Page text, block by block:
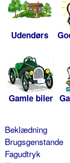
Udendørs
Gamle biler
Beklædning
Brugsgenstande
Fagudtryk